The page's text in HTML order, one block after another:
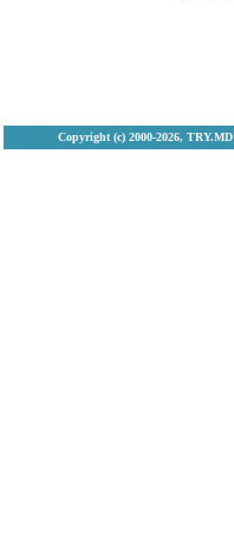
Copyright (с) 2000-2026, TRY.MD